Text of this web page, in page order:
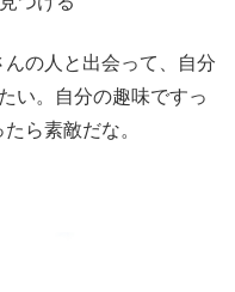
の人と出会って、自分
い。自分の趣味ですっ
ら素敵だな。